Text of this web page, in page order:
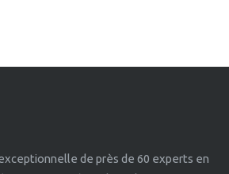
de près de 60 experts en